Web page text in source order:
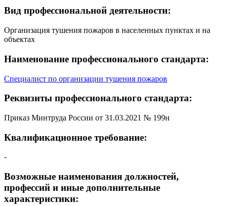
Вид профессиональной деятельности:
Организация тушения пожаров в населенных пунктах и на
объектах
Наименование профессионального стандарта:
Специалист по организации тушения пожаров
Реквизиты профессионального стандарта:
Приказ Минтруда России от 31.03.2021 № 199н
Квалификационное требование:
-
Возможные наименования должностей,
профессий и иные дополнительные
характеристики: